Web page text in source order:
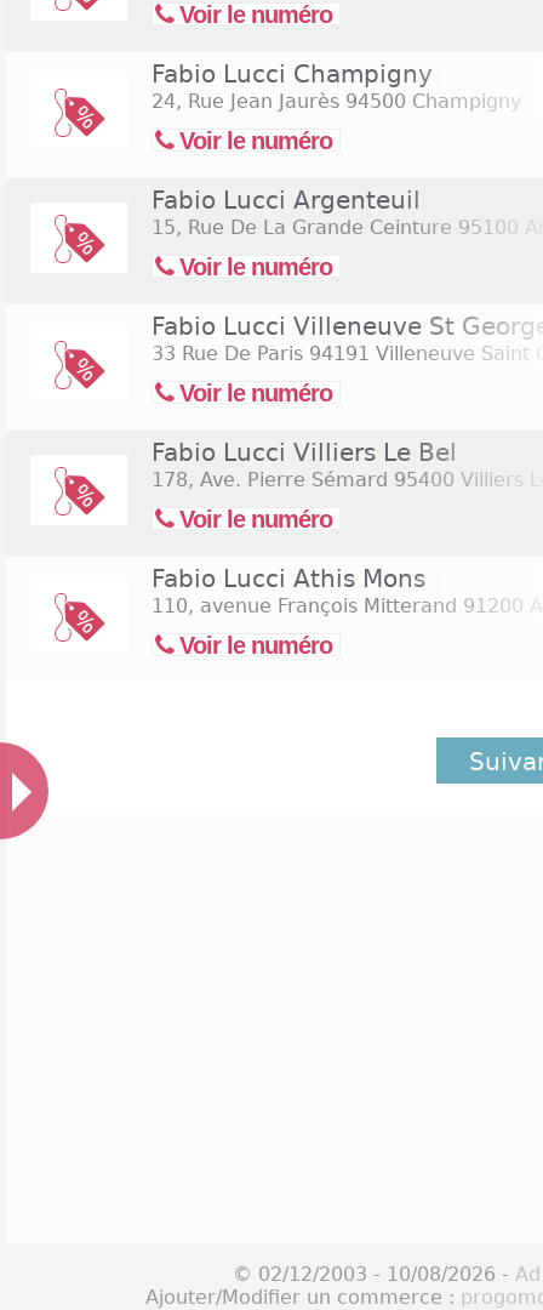
Voir le numéro
Fabio Lucci Champigny
24, Rue Jean Jaurès 94500 Champigny
Voir le numéro
Fabio Lucci Argenteuil
15, Rue De La Grande Ceinture 95100
Voir le numéro
Fabio Lucci Villeneuve St
33 Rue De Paris 94191 Villeneuve Saint
Voir le numéro
Fabio Lucci Villiers Le Bel
178, Ave. Pierre Sémard 95400 Villiers
Voir le numéro
Fabio Lucci Athis Mons
110, avenue François Mitterand 91200
Voir le numéro
© 02/12/2003 - 10/08/2026 -
Ajouter/Modifier un commerce :